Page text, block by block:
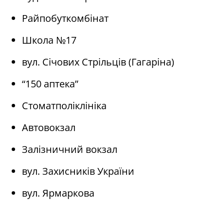
Райпобуткомбінат
Школа №17
вул. Січових Стрільців (Гагаріна)
“150 аптека”
Стоматполіклініка
Автовокзал
Залізничний вокзал
вул. Захисників України
вул. Ярмаркова